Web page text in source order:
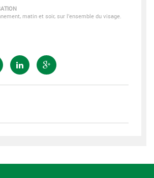
matin et soir, sur l’ensemble du visage.